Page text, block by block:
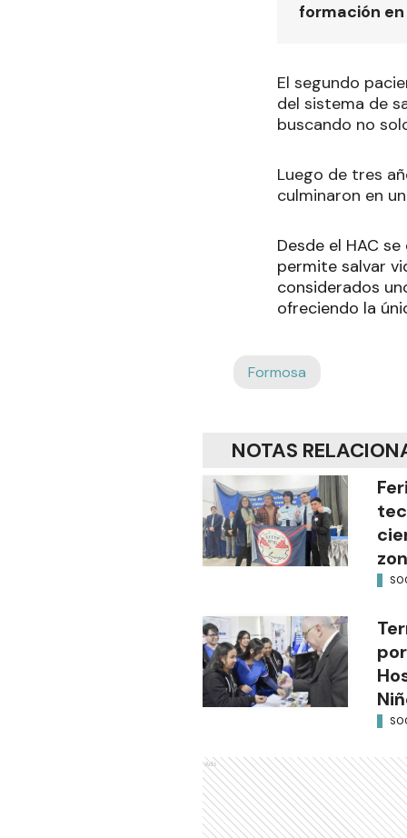
formación
El segundo
del sistema de
buscando no
Luego de tres
culminaron en
Desde el HAC
permite salvar
considerados
ofreciendo la
Formosa
NOTAS
Ads